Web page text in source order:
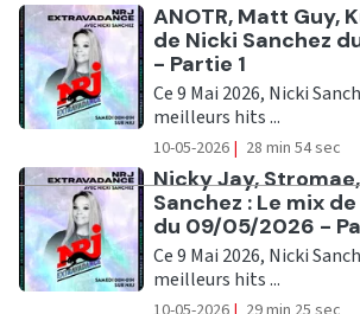
Ecouter
ANOTR, Matt Guy,
de Nicki Sanchez
- Partie 1
Ce 9 Mai 2026, Nicki
meilleurs hits ...
10-05-2026 | 28 min 54 sec
Ecouter
Nicky Jay,
Sanchez : Le mix
du 09/05/2026 -
Ce 9 Mai 2026, Nicki
meilleurs hits ...